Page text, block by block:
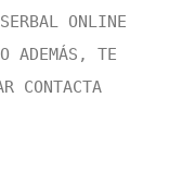
ONLINE
ADEMÁS, TE
CONTACTA